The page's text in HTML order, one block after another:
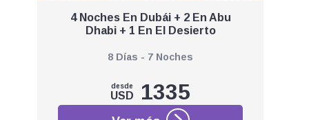
4 Noches En Dubái + 2 En Abu
Dhabi + 1 En El Desierto
8 Días - 7 Noches
desde
USD 1335